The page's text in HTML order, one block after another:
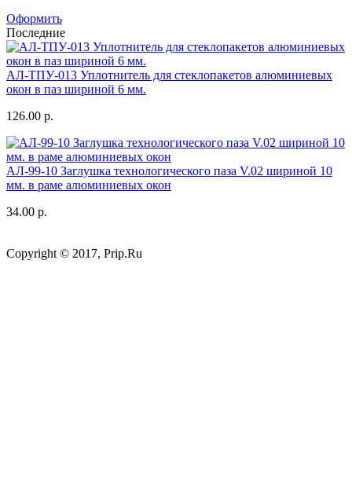
Оформить
Последние
АЛ-ТПУ-013 Уплотнитель для стеклопакетов алюминиевых
окон в паз шириной 6 мм.
126.00 р.
АЛ-99-10 Заглушка технологического паза V.02 шириной 10
мм. в раме алюминиевых окон
34.00 р.
Copyright © 2017, Prip.Ru